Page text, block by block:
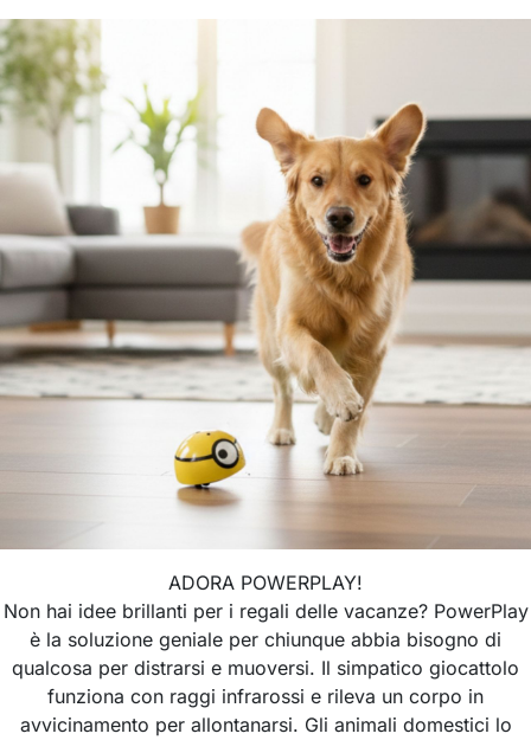
ADORA POWERPLAY!
Non hai idee brillanti per i regali delle vacanze? PowerPlay
è la soluzione geniale per chiunque abbia bisogno di
qualcosa per distrarsi e muoversi. Il simpatico giocattolo
funziona con raggi infrarossi e rileva un corpo in
avvicinamento per allontanarsi. Gli animali domestici lo